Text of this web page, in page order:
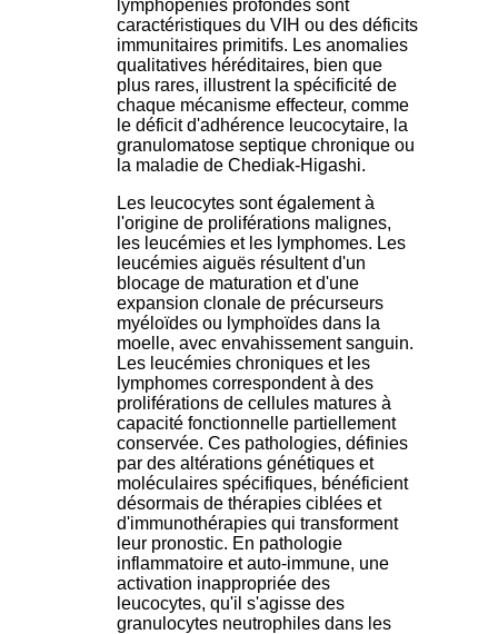
lymphopénies profondes sont
caractéristiques du VIH ou des déficits
immunitaires primitifs. Les anomalies
qualitatives héréditaires, bien que
plus rares, illustrent la spécificité de
chaque mécanisme effecteur, comme
le déficit d'adhérence leucocytaire, la
granulomatose septique chronique ou
la maladie de Chediak-Higashi.
Les leucocytes sont également à
l'origine de proliférations malignes,
les leucémies et les lymphomes. Les
leucémies aiguës résultent d'un
blocage de maturation et d'une
expansion clonale de précurseurs
myéloïdes ou lymphoïdes dans la
moelle, avec envahissement sanguin.
Les leucémies chroniques et les
lymphomes correspondent à des
proliférations de cellules matures à
capacité fonctionnelle partiellement
conservée. Ces pathologies, définies
par des altérations génétiques et
moléculaires spécifiques, bénéficient
désormais de thérapies ciblées et
d'immunothérapies qui transforment
leur pronostic. En pathologie
inflammatoire et auto-immune, une
activation inappropriée des
leucocytes, qu'il s'agisse des
granulocytes neutrophiles dans les